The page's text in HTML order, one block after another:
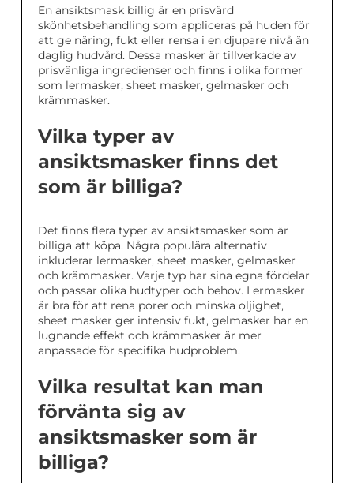
En ansiktsmask billig är en prisvärd
skönhetsbehandling som appliceras på huden för
att ge näring, fukt eller rensa i en djupare nivå än
daglig hudvård. Dessa masker är tillverkade av
prisvänliga ingredienser och finns i olika former
som lermasker, sheet masker, gelmasker och
krämmasker.
Vilka typer av
ansiktsmasker finns det
som är billiga?
Det finns flera typer av ansiktsmasker som är
billiga att köpa. Några populära alternativ
inkluderar lermasker, sheet masker, gelmasker
och krämmasker. Varje typ har sina egna fördelar
och passar olika hudtyper och behov. Lermasker
är bra för att rena porer och minska oljighet,
sheet masker ger intensiv fukt, gelmasker har en
lugnande effekt och krämmasker är mer
anpassade för specifika hudproblem.
Vilka resultat kan man
förvänta sig av
ansiktsmasker som är
billiga?